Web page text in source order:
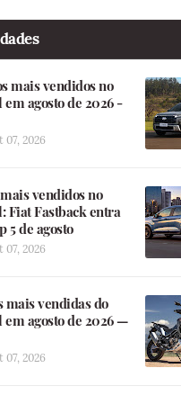
mais vendidos no
em agosto de 2026 -
07, 2026
mais vendidos no
Fiat Fastback entra
5 de agosto
07, 2026
mais vendidas do
em agosto de 2026 —
07, 2026